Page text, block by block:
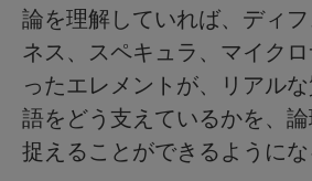
論を理解していれば、ディ
ネス、スペキュラ、マイク
ったエレメントが、リアル
語をどう支えているかを、
捉えることができるようにな